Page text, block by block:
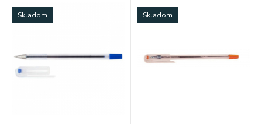
Skladom Skladom